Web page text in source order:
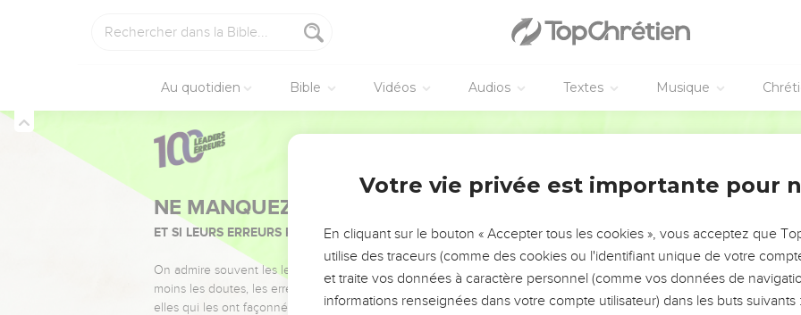
Au quotidien Bible Vidéos Audios Textes Musique
NE MANQUEZ PAS L’ÉVÉNEMENT DE L’ANNÉE !
ET SI LEURS ERREURS POUVAIENT VOUS ÉVITER LES VOTRES ?
On admire souvent les leaders pour leurs réussites, leur impact, leur foi ou leur vision. Mais on voit
moins les doutes, les erreurs et les saisons difficiles qu'ils ont traversés, alors même que ce sont
elles qui les ont façonnés.
Votre vie privée est importante pour
En cliquant sur le bouton « Accepter tous les cookies », vous acceptez que
utilise des traceurs (comme des cookies ou l'identifiant unique de votre
et traite vos données à caractère personnel (comme vos données de
informations renseignées dans votre compte utilisateur) dans les buts suivants :